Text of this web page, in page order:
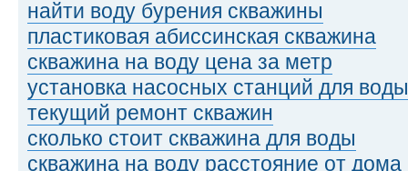
найти воду бурения скважины
пластиковая абиссинская скважина
скважина на воду цена за метр
установка насосных станций для
текущий ремонт скважин
сколько стоит скважина для воды
скважина на воду расстояние от дома